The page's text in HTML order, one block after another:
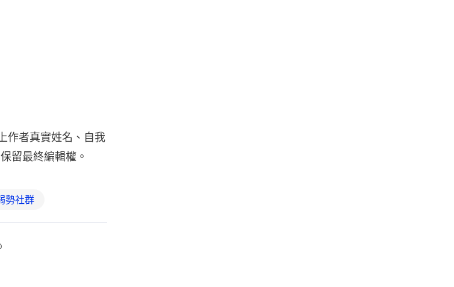
作者真實姓名、自我
留最終編輯權。
勢社群